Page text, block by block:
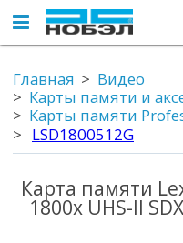
Главная
Видео
Карты памяти и
Карты памяти
LSD1800512G
Карта памяти
1800x UHS-II